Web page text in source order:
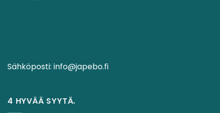
Sähköposti: info@japebo.fi
4 HYVÄÄ SYYTÄ.